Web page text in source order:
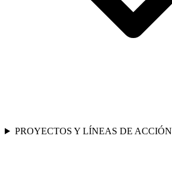
PROYECTOS Y LÍNEAS DE ACCIÓN